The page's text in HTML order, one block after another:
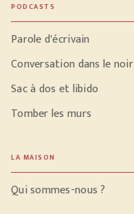
PODCASTS
Parole d'écrivain
Conversation dans le noir
Sac à dos et libido
Tomber les murs
LA MAISON
Qui sommes-nous ?